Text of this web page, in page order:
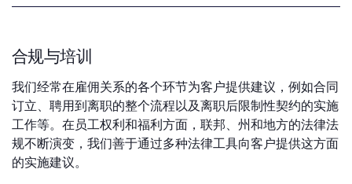
合规与培训
我们经常在雇佣关系的各个环节为客户提供建议，例如合同
订立、聘用到离职的整个流程以及离职后限制性契约的实施
工作等。在员工权利和福利方面，联邦、州和地方的法律法
规不断演变，我们善于通过多种法律工具向客户提供这方面
的实施建议。